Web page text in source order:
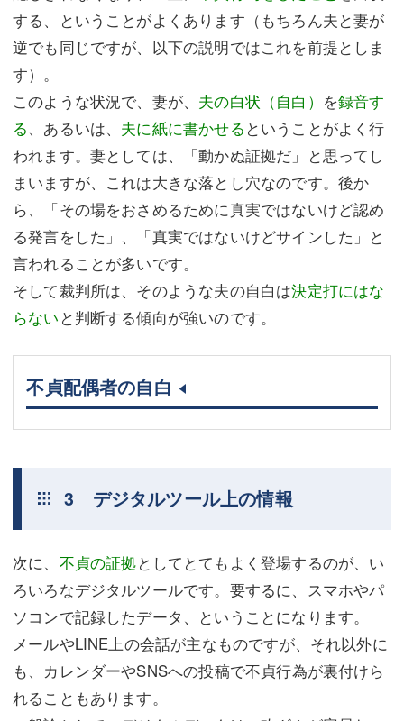
する、ということがよくあります（もちろん夫と妻が
逆でも同じですが、以下の説明ではこれを前提としま
す）。
このような状況で、妻が、 夫の白状（自白） を録音す
る、あるいは、 夫に紙に書かせる ということがよく行
われます。妻としては、「動かぬ証拠だ」と思ってし
まいますが、これは大きな落とし穴なのです。後か
ら、「その場をおさめるために真実ではないけど認め
る発言をした」、「真実ではないけどサインした」と
言われることが多いです。
そして裁判所は、そのような夫の自白は決定打にはな
らない と判断する傾向が強いのです。
不貞配偶者の自白
3 デジタルツール上の情報
次に、 不貞の証拠としてとてもよく登場するのが、い
ろいろなデジタルツールです。要するに、スマホやパ
ソコンで記録したデータ、ということになります。
メールやLINE上の会話が主なものですが、それ以外に
も、カレンダーやSNSへの投稿で不貞行為が裏付けら
れることもあります。